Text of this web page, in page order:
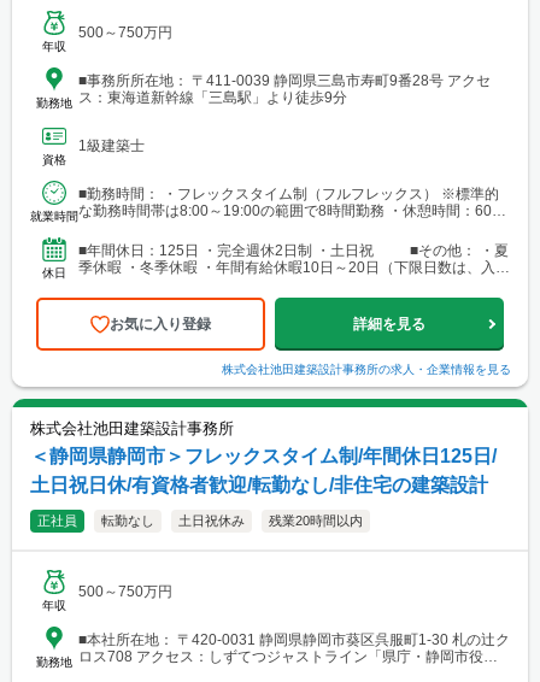
年収
500～750万円
勤務地
■事務所所在地： 〒411-0039 静岡県三島市寿町9番28号 アクセ
ス：東海道新幹線「三島駅」より徒歩9分
資格
1級建築士
就業時間
■勤務時間： ・フレックスタイム制（フルフレックス） ※標準的
な勤務時間帯は8:00～19:00の範囲で8時間勤務 ・休憩時間：60分
休日
■年間休日：125日 ・完全週休2日制 ・土日祝 ■その他： ・夏
季休暇 ・冬季休暇 ・年間有給休暇10日～20日（下限日数は、入社
お気に入り登録 詳細を見る
株式会社池田建築設計事務所の求人・企業情報を見る
株式会社池田建築設計事務所
＜静岡県静岡市＞フレックスタイム制/年間休日125日/
土日祝日休/有資格者歓迎/転勤なし/非住宅の建築設計
正社員 転勤なし 土日祝休み 残業20時間以内
年収
500～750万円
勤務地
■本社所在地： 〒420-0031 静岡県静岡市葵区呉服町1-30 札の辻ク
ロス708 アクセス：しずてつジャストライン「県庁・静岡市役所